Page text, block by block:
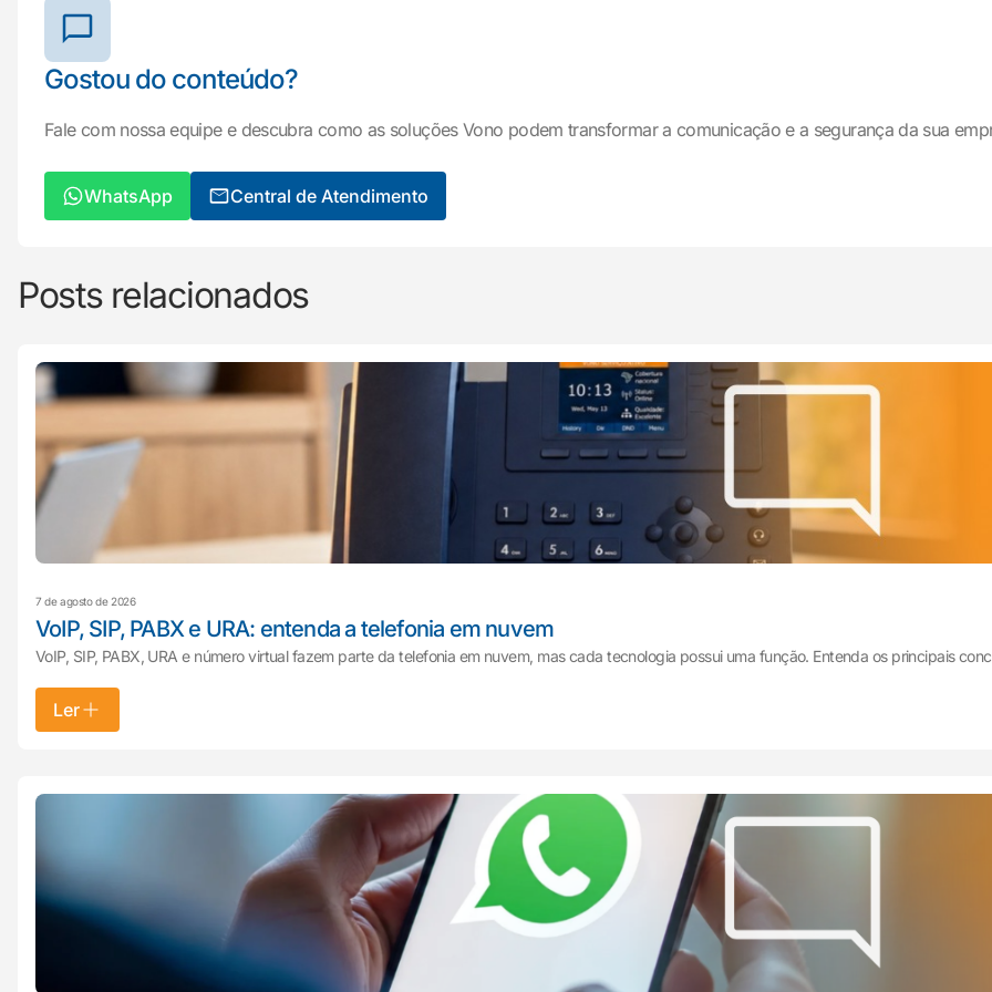
Gostou do conteúdo?
Fale com nossa equipe e descubra como as soluções Vono podem transformar a comunicação e a segurança da sua
WhatsApp Central de Atendimento
Posts relacionados
7 de agosto de 2026
VoIP, SIP, PABX e URA: entenda a telefonia em nuvem
VoIP, SIP, PABX, URA e número virtual fazem parte da telefonia em nuvem, mas cada tecnologia possui uma função. Entenda os principais
Ler